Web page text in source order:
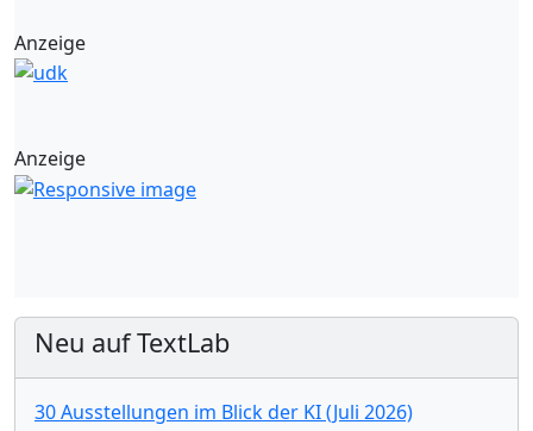
Anzeige
Anzeige
Neu auf TextLab
30 Ausstellungen im Blick der KI (Juli 2026)